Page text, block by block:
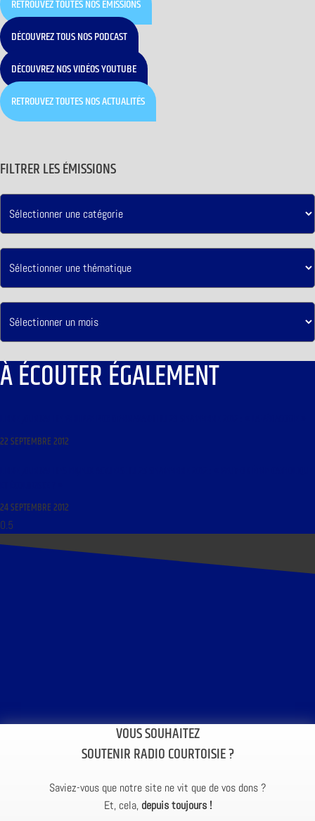
RETROUVEZ TOUTES NOS ÉMISSIONS
DÉCOUVREZ TOUS NOS PODCAST
DÉCOUVREZ NOS VIDÉOS YOUTUBE
RETROUVEZ TOUTES NOS ACTUALITÉS
FILTRER LES ÉMISSIONS
À ÉCOUTER ÉGALEMENT
22 SEPTEMBRE 2012
24 SEPTEMBRE 2012
VOUS SOUHAITEZ
SOUTENIR RADIO COURTOISIE ?
Saviez-vous que notre site ne vit que de vos dons ?
Et, cela, depuis toujours !